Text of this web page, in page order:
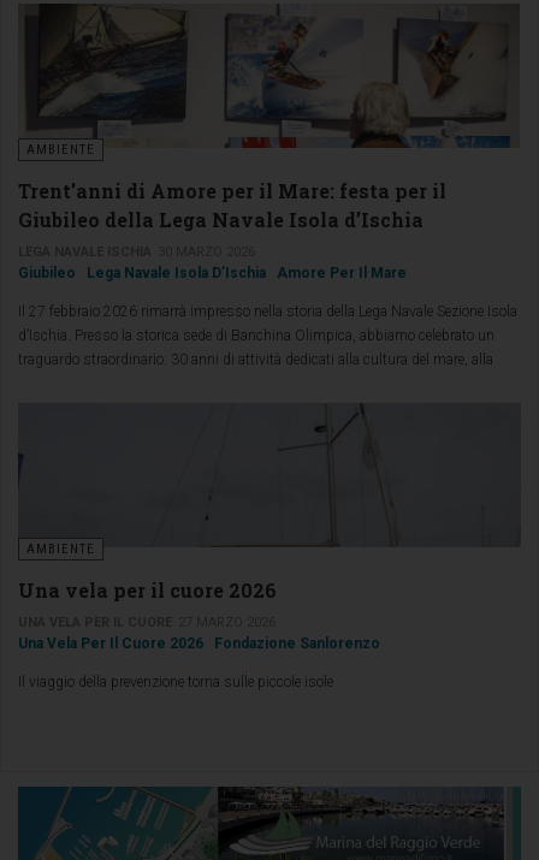
AMBIENTE
Trent’anni di Amore per il Mare: festa per il
Giubileo della Lega Navale Isola d’Ischia
Giubileo Lega Navale Isola D’Ischia Amore Per Il Mare
Il 27 febbraio 2026 rimarrà impresso nella storia della Lega Navale Sezione Isola
d’Ischia. Presso la storica sede di Banchina Olimpica, abbiamo celebrato un
traguardo straordinario: 30 anni di attività dedicati alla cultura del mare, alla
AMBIENTE
Una vela per il cuore 2026
Una Vela Per Il Cuore 2026 Fondazione Sanlorenzo
Il viaggio della prevenzione torna sulle piccole isole